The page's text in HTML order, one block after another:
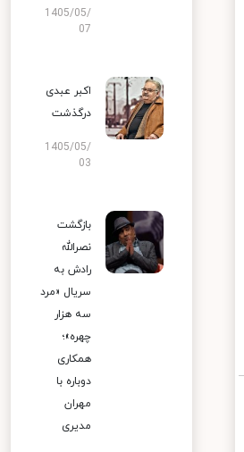
1405/05/
07
اکبر عبدی
درگذشت
1405/05/
03
بازگشت
نصرالله
رادش به
سریال «مرد
سه هزار
چهره»؛
همکاری
دوباره با
مهران
مدیری